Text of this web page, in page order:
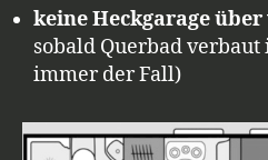
keine Heckgarage
sobald Querbad verbaut
immer der Fall)